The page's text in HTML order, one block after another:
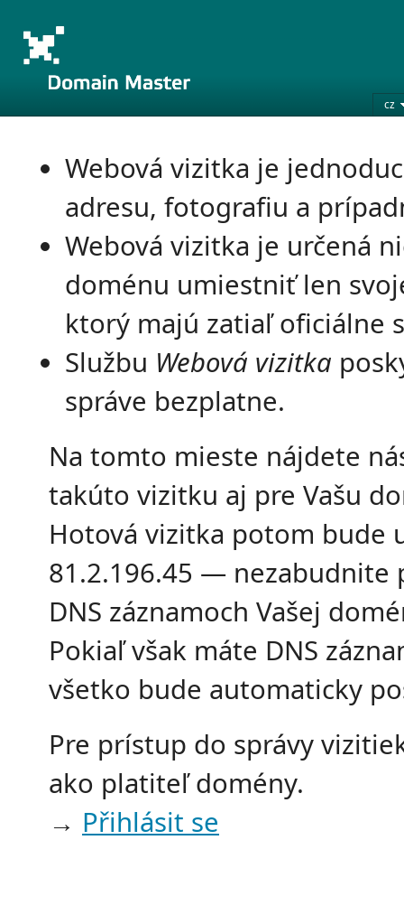
cz
Webová vizitka je
adresu, fotografiu a
Webová vizitka je určená
doménu umiestniť len
ktorý majú zatiaľ oficiálne
Službu Webová vizitka
správe bezplatne.
Na tomto mieste nájdete
takúto vizitku aj pre Vašu
Hotová vizitka potom bude
81.2.196.45 — nezabudnite
DNS záznamoch Vašej
Pokiaľ však máte DNS
všetko bude automaticky
Pre prístup do správy
ako platiteľ domény.
→ Přihlásit se